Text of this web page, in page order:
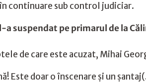
continuare sub control judiciar.
l-a suspendat pe primarul de la
de care este acuzat, Mihai
Este doar o înscenare și un